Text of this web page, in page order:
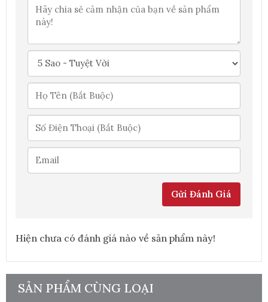
Gửi Đánh Giá
Hiện chưa có đánh giá nào về sản phẩm này!
SẢN PHẨM CÙNG LOẠI